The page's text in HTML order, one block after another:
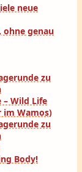
neue
ohne genau
zu
– Wild Life
im Wamos)
zu
Body!